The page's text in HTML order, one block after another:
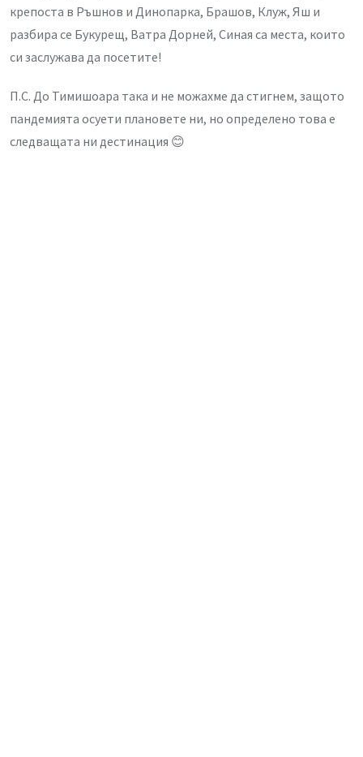
крепоста в Ръшнов и Динопарка, Брашов, Клуж, Яш и
разбира се Букурещ, Ватра Дорней, Синая са места, които
си заслужава да посетите!
П.С. До Тимишоара така и не можахме да стигнем, защото
пандемията осуети плановете ни, но определено това е
следващата ни дестинация 😊